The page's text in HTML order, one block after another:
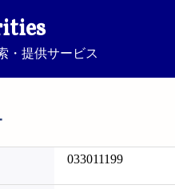
・提供サービス
033011199